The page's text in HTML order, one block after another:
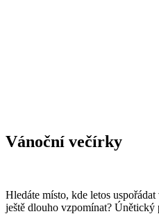
Vánoční večírky
Hledáte místo, kde letos
ještě dlouho vzpomínat?